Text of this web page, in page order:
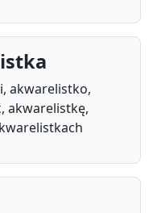
akwarelistko,
akwarelistkę,